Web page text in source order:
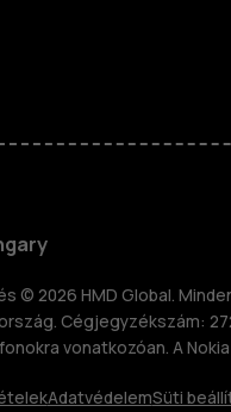
© 2026 HMD Global.
Cégjegyzékszám:
vonatkozóan. A
AdatvédelemSüti